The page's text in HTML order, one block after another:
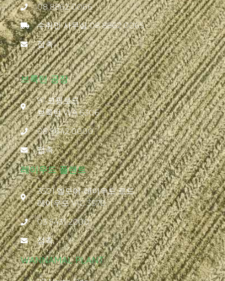
08 8862 0066
수취인 사무실 08 8862 0065
접촉
브룩턴 공장
91 코핑로드
브룩턴 WA 6306
08 9642 0000
접촉
레이우드 플랜트
3501 엘모어-레이우드 로드
레이우드 VIC 3570
03 5431 2000
접촉
WANNAMAL PLANT